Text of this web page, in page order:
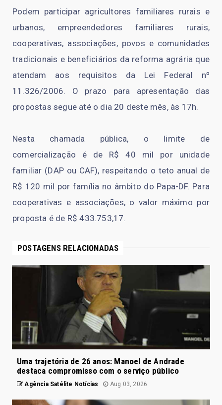
Podem participar agricultores familiares rurais e
urbanos, empreendedores familiares rurais,
cooperativas, associações, povos e comunidades
tradicionais e beneficiários da reforma agrária que
atendam aos requisitos da Lei Federal nº
11.326/2006. O prazo para apresentação das
propostas segue até o dia 20 deste mês, às 17h.
Nesta chamada pública, o limite de
comercialização é de R$ 40 mil por unidade
familiar (DAP ou CAF), respeitando o teto anual de
R$ 120 mil por família no âmbito do Papa-DF. Para
cooperativas e associações, o valor máximo por
proposta é de R$ 433.753,17.
POSTAGENS RELACIONADAS
Uma trajetória de 26 anos: Manoel de Andrade
destaca compromisso com o serviço público
Agência Satélite Notícias Aug 03, 2026